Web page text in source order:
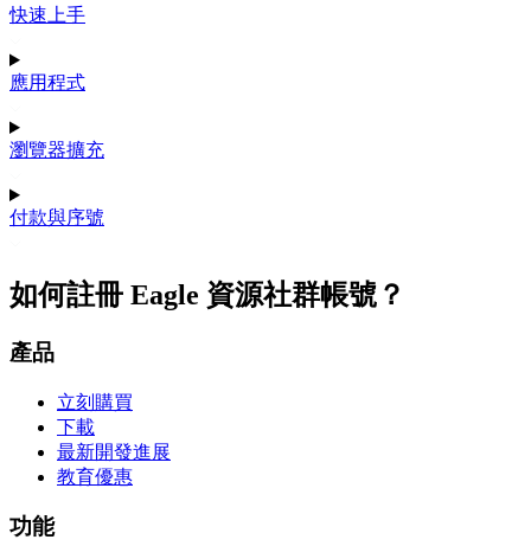
快速上手
應用程式
瀏覽器擴充
付款與序號
如何註冊 Eagle 資源社群帳號？
產品
立刻購買
下載
最新開發進展
教育優惠
功能